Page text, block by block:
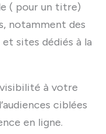
( pour un titre)
notamment des
sites dédiés à la
à votre
ciblées
en ligne.